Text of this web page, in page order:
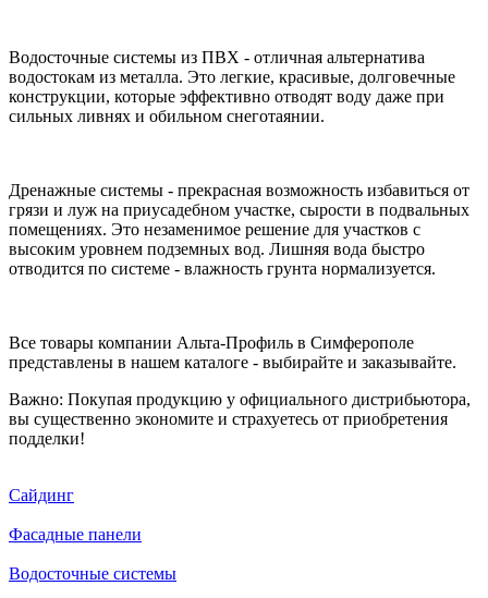
Водосточные системы из ПВХ - отличная альтернатива
водостокам из металла. Это легкие, красивые, долговечные
конструкции, которые эффективно отводят воду даже при
сильных ливнях и обильном снеготаянии.
Дренажные системы - прекрасная возможность избавиться от
грязи и луж на приусадебном участке, сырости в подвальных
помещениях. Это незаменимое решение для участков с
высоким уровнем подземных вод. Лишняя вода быстро
отводится по системе - влажность грунта нормализуется.
Все товары компании Альта-Профиль в Симферополе
представлены в нашем каталоге - выбирайте и заказывайте.
Важно: Покупая продукцию у официального дистрибьютора,
вы существенно экономите и страхуетесь от приобретения
подделки!
Сайдинг
Фасадные панели
Водосточные системы